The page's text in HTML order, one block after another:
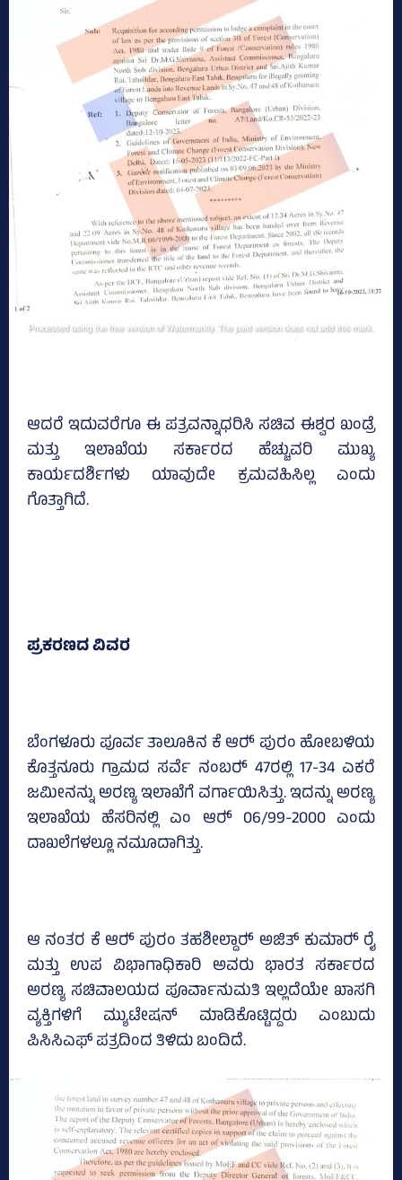
ಆದರೆ ಇದುವರೆಗೂ ಈ ಪತ್ರವನ್ನಾಧರಿಸಿ ಸಚಿವ ಈಶ್ವರ ಖಂಡ್ರೆ
ಮತ್ತು ಇಲಾಖೆಯ ಸರ್ಕಾರದ ಹೆಚ್ಚುವರಿ ಮುಖ್ಯ
ಕಾರ್ಯದರ್ಶಿಗಳು ಯಾವುದೇ ಕ್ರಮವಹಿಸಿಲ್ಲ ಎಂದು
ಗೊತ್ತಾಗಿದೆ.
ಪ್ರಕರಣದ ವಿವರ
ಬೆಂಗಳೂರು ಪೂರ್ವ ತಾಲೂಕಿನ ಕೆ ಆರ್‍‌ ಪುರಂ ಹೋಬಳಿಯ
ಕೊತ್ತನೂರು ಗ್ರಾಮದ ಸರ್ವೆ ನಂಬರ್‍‌ 47ರಲ್ಲಿ 17-34 ಎಕರೆ
ಜಮೀನನ್ನು ಅರಣ್ಯ ಇಲಾಖೆಗೆ ವರ್ಗಾಯಿಸಿತ್ತು. ಇದನ್ನು ಅರಣ್ಯ
ಇಲಾಖೆಯ ಹೆಸರಿನಲ್ಲಿ ಎಂ ಆರ್‍‌ 06/99-2000 ಎಂದು
ದಾಖಲೆಗಳಲ್ಲೂ ನಮೂದಾಗಿತ್ತು.
ಆ ನಂತರ ಕೆ ಆರ್‍‌ ಪುರಂ ತಹಶೀಲ್ದಾರ್‍‌ ಅಜಿತ್‌ ಕುಮಾರ್‍‌ ರೈ
ಮತ್ತು ಉಪ ವಿಭಾಗಾಧಿಕಾರಿ ಅವರು ಭಾರತ ಸರ್ಕಾರದ
ಅರಣ್ಯ ಸಚಿವಾಲಯದ ಪೂರ್ವಾನುಮತಿ ಇಲ್ಲದೆಯೇ ಖಾಸಗಿ
ವ್ಯಕ್ತಿಗಳಿಗೆ ಮ್ಯುಟೇಷನ್‌ ಮಾಡಿಕೊಟ್ಟಿದ್ದರು ಎಂಬುದು
ಪಿಸಿಸಿಎಫ್‌ ಪತ್ರದಿಂದ ತಿಳಿದು ಬಂದಿದೆ.